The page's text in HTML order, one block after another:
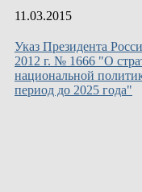
11.03.2015
Указ Президента
2012 г. № 1666 "О
национальной
период до 2025 года"